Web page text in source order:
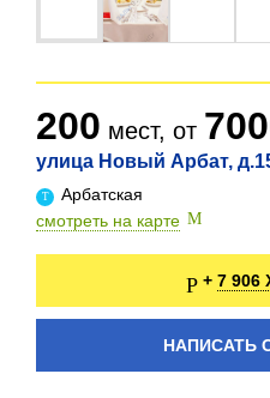
улица Новый Арбат,
Арбатская
смотреть на карте
200 мест, от
+ 7 906
НАПИСАТЬ